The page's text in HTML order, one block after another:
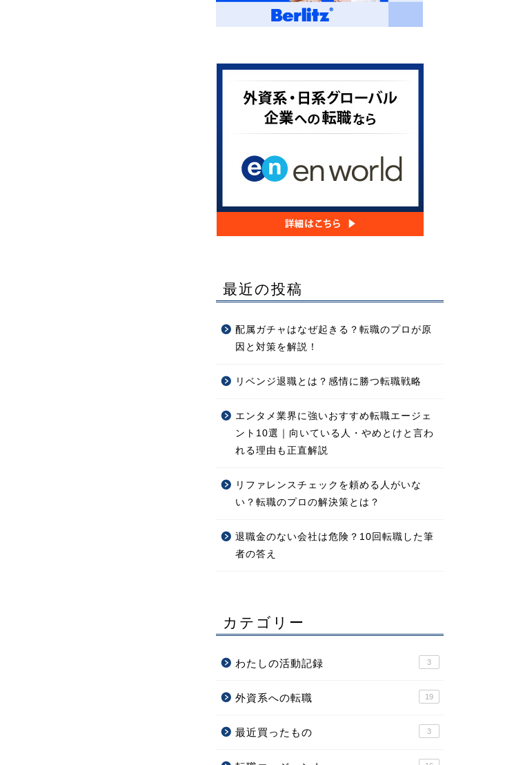
最近の投稿
配属ガチャはなぜ起きる？転職のプロが原
因と対策を解説！
リベンジ退職とは？感情に勝つ転職戦略
エンタメ業界に強いおすすめ転職エージェ
ント10選｜向いている人・やめとけと言わ
れる理由も正直解説
リファレンスチェックを頼める人がいな
い？転職のプロの解決策とは？
退職金のない会社は危険？10回転職した筆
者の答え
カテゴリー
わたしの活動記録 3
外資系への転職 19
最近買ったもの 3